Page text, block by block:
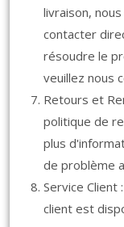
livraison,
contacter
résoudre le
veuillez nous
Retours et
politique de
plus
de problème
Service
client est